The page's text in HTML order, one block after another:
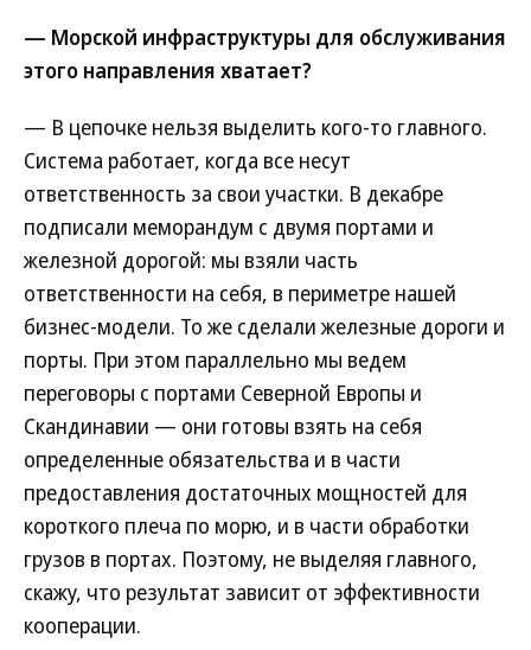
— Морской инфраструктуры для обслуживания
этого направления хватает?
— В цепочке нельзя выделить кого-то главного.
Система работает, когда все несут
ответственность за свои участки. В декабре
подписали меморандум с двумя портами и
железной дорогой: мы взяли часть
ответственности на себя, в периметре нашей
бизнес-модели. То же сделали железные дороги и
порты. При этом параллельно мы ведем
переговоры с портами Северной Европы и
Скандинавии — они готовы взять на себя
определенные обязательства и в части
предоставления достаточных мощностей для
короткого плеча по морю, и в части обработки
грузов в портах. Поэтому, не выделяя главного,
скажу, что результат зависит от эффективности
кооперации.